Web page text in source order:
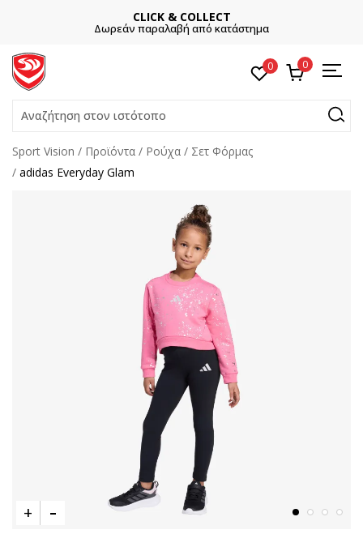
CLICK & COLLECT
Δωρεάν παραλαβή από κατάστημα
0 0
Αναζήτηση στον ιστότοπο
Sport Vision Προϊόντα Ρούχα
Σετ Φόρμας
adidas Everyday Glam